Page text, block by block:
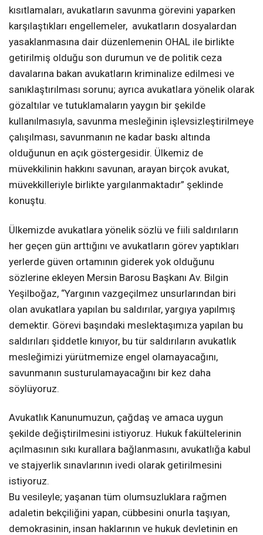
kısıtlamaları, avukatların savunma görevini yaparken
karşılaştıkları engellemeler, avukatların dosyalardan
yasaklanmasına dair düzenlemenin OHAL ile birlikte
getirilmiş olduğu son durumun ve de politik ceza
davalarına bakan avukatların kriminalize edilmesi ve
sanıklaştırılması sorunu; ayrıca avukatlara yönelik olarak
gözaltılar ve tutuklamaların yaygın bir şekilde
kullanılmasıyla, savunma mesleğinin işlevsizleştirilmeye
çalışılması, savunmanın ne kadar baskı altında
olduğunun en açık göstergesidir. Ülkemiz de
müvekkilinin hakkını savunan, arayan birçok avukat,
müvekkilleriyle birlikte yargılanmaktadır” şeklinde
konuştu.
Ülkemizde avukatlara yönelik sözlü ve fiili saldırıların
her geçen gün arttığını ve avukatların görev yaptıkları
yerlerde güven ortamının giderek yok olduğunu
sözlerine ekleyen Mersin Barosu Başkanı Av. Bilgin
Yeşilboğaz, “Yargının vazgeçilmez unsurlarından biri
olan avukatlara yapılan bu saldırılar, yargıya yapılmış
demektir. Görevi başındaki meslektaşımıza yapılan bu
saldırıları şiddetle kınıyor, bu tür saldırıların avukatlık
mesleğimizi yürütmemize engel olamayacağını,
savunmanın susturulamayacağını bir kez daha
söylüyoruz.
Avukatlık Kanunumuzun, çağdaş ve amaca uygun
şekilde değiştirilmesini istiyoruz. Hukuk fakültelerinin
açılmasının sıkı kurallara bağlanmasını, avukatlığa kabul
ve stajyerlik sınavlarının ivedi olarak getirilmesini
istiyoruz.
Bu vesileyle; yaşanan tüm olumsuzluklara rağmen
adaletin bekçiliğini yapan, cübbesini onurla taşıyan,
demokrasinin, insan haklarının ve hukuk devletinin en